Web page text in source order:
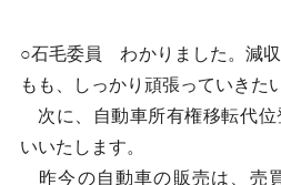
○石毛委員 わかりました。減
もも、しっかり頑張っていきた
次に、自動車所有権移転代位
いいたします。
昨今の自動車の販売は、売